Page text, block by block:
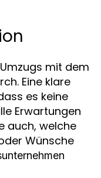
mit dem
Eine klare
es keine
Erwartungen
auch, welche
Wünsche